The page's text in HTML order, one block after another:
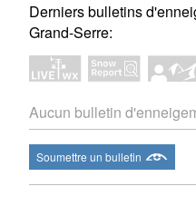
Derniers bulletins
Grand-Serre:
Aucun bulletin
Soumettre un bulletin